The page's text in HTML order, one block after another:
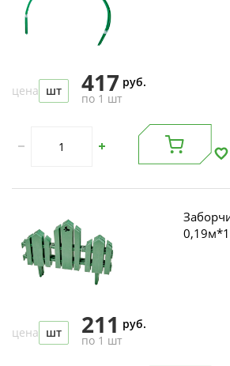
цена шт 417 руб.
по 1 шт
цена шт 211 руб.
по 1 шт